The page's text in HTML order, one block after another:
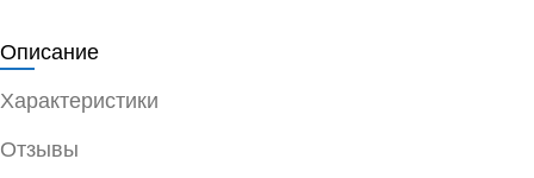
Описание
Характеристики
Отзывы